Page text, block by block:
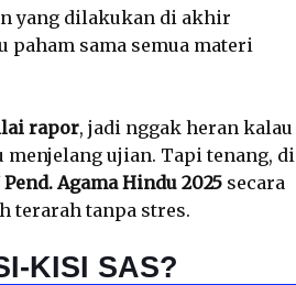
yang dilakukan di akhir
paham sama semua materi
rapor, jadi nggak heran kalau
ujian. Tapi tenang, di
Agama Hindu 2025 secara
terarah tanpa stres.
KISI SAS?